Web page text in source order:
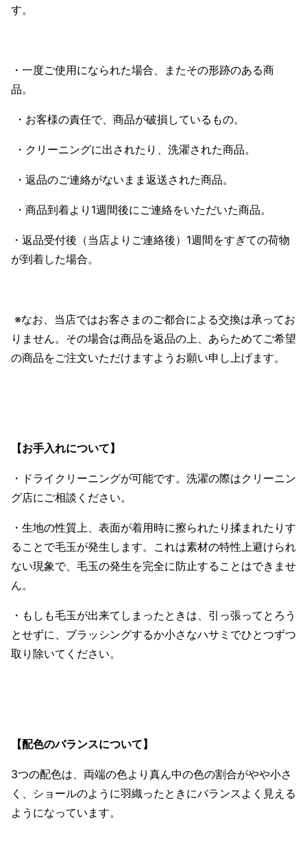
す。
・一度ご使用になられた場合、またその形跡のある商
品。
・お客様の責任で、商品が破損しているもの。
・クリーニングに出されたり、洗濯された商品。
・返品のご連絡がないまま返送された商品。
・商品到着より1週間後にご連絡をいただいた商品。
・返品受付後（当店よりご連絡後）1週間をすぎての荷物
が到着した場合。
※なお、当店ではお客さまのご都合による交換は承ってお
りません。その場合は商品を返品の上、あらためてご希望
の商品をご注文いただけますようお願い申し上げます。
【お手入れについて】
・ドライクリーニングが可能です。洗濯の際はクリーニン
グ店にご相談ください。
・生地の性質上、表面が着用時に擦られたり揉まれたりす
ることで毛玉が発生します。これは素材の特性上避けられ
ない現象で、毛玉の発生を完全に防止することはできませ
ん。
・もしも毛玉が出来てしまったときは、引っ張ってとろう
とせずに、ブラッシングするか小さなハサミでひとつずつ
取り除いてください。
【配色のバランスについて】
3つの配色は、両端の色より真ん中の色の割合がやや小さ
く、ショールのように羽織ったときにバランスよく見える
ようになっています。